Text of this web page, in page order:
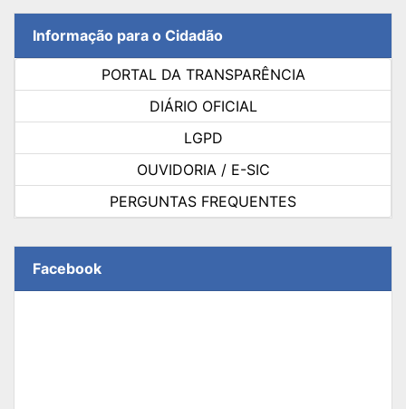
Informação para o Cidadão
PORTAL DA TRANSPARÊNCIA
DIÁRIO OFICIAL
LGPD
OUVIDORIA / E-SIC
PERGUNTAS FREQUENTES
Facebook